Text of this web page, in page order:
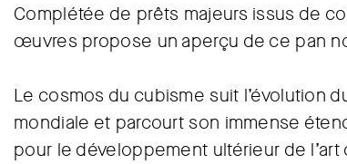
Complétée de prêts majeurs issus de
œuvres propose un aperçu de ce pan
Le cosmos du cubisme suit l’évolution
mondiale et parcourt son immense
pour le développement ultérieur de